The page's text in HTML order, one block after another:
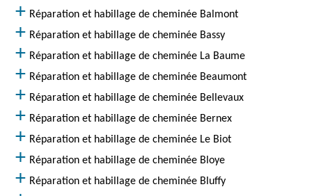
Réparation et habillage de cheminée Balmont
Réparation et habillage de cheminée Bassy
Réparation et habillage de cheminée La Baume
Réparation et habillage de cheminée Beaumont
Réparation et habillage de cheminée Bellevaux
Réparation et habillage de cheminée Bernex
Réparation et habillage de cheminée Le Biot
Réparation et habillage de cheminée Bloye
Réparation et habillage de cheminée Bluffy